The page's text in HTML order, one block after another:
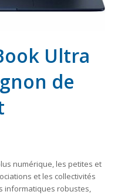
Ultra
de
numérique, les petites et
et les collectivités
informatiques robustes,